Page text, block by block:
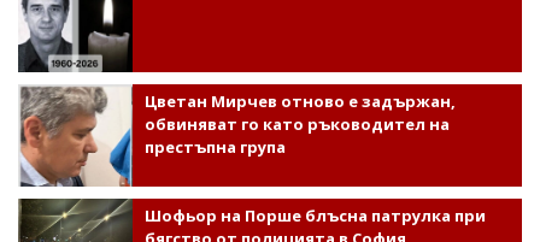
Цветан Мирчев отново е задържан,
обвиняват го като ръководител на
престъпна група
Шофьор на Порше блъсна патрулка при